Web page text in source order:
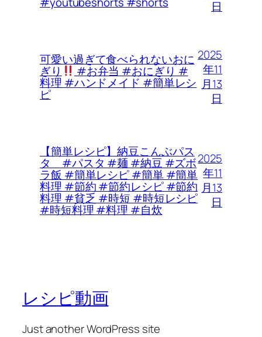
日
可愛い過ぎて食べられないおに
ぎり #お弁当 #おにぎり #
料理 #ハンドメイド #簡単レシ
ピ
2025
年11
月13
日
【簡単レシピ】納豆こんぶパス
タ #パスタ #麺 #納豆 #ズボ
ラ飯 #簡単レシピ #簡単 #簡単
料理 #節約 #節約レシピ #節約
料理 #貧乏 #時短 #時短レシピ
#時短料理 #料理 #自炊
2025
年11
月13
日
レシピ動画
Just another WordPress site